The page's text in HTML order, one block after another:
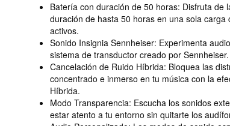
Batería con duración de 50 horas: Disfruta de
duración de hasta 50 horas en una sola carga
activos.
Sonido Insignia Sennheiser: Experimenta
sistema de transductor creado por Sennheiser.
Cancelación de Ruido Híbrida: Bloquea las
concentrado e inmerso en tu música con la
Híbrida.
Modo Transparencia: Escucha los sonidos
estar atento a tu entorno sin quitarte los